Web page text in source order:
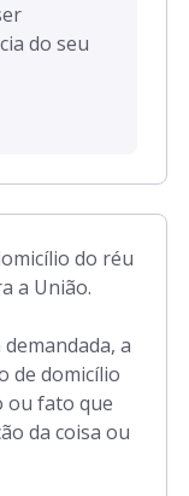
do seu
do réu
a União.
a
de domicílio
ou fato que
da coisa ou